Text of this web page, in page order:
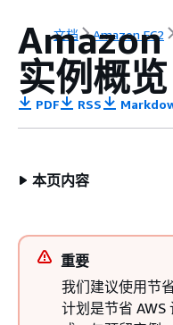
文档 Amazon EC2
Amazon
实例概览
PDF RSS
本页内容
重要
我们建议使用节
计划是节省 AWS